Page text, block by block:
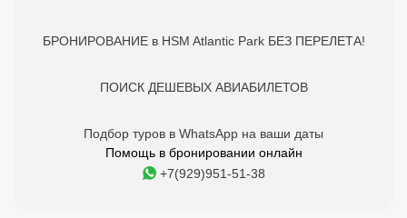
БРОНИРОВАНИЕ в HSM Atlantic Park БЕЗ ПЕРЕЛЕТА!
ПОИСК ДЕШЕВЫХ АВИАБИЛЕТОВ
Подбор туров в WhatsApp на ваши даты
Помощь в бронировании онлайн
+7(929)951-51-38